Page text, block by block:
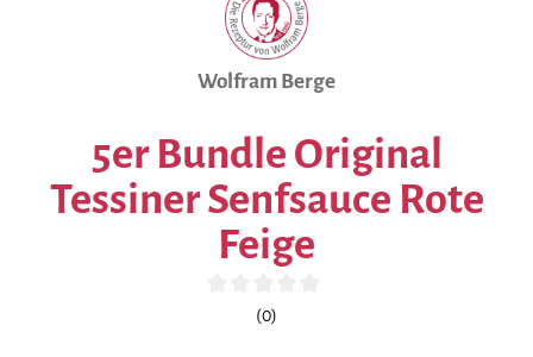
Wolfram Berge
5er Bundle Original
Tessiner Senfsauce Rote
Feige
Durchschnittliche Bewertung von 0 von 5 Sternen
(0)